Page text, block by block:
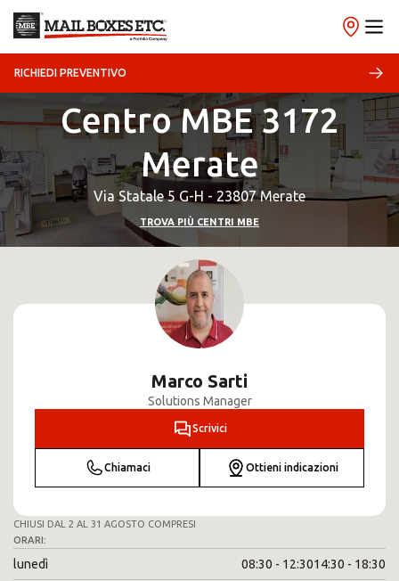
RICHIEDI PREVENTIVO
Centro MBE 3172
Merate
Via Statale 5 G-H - 23807 Merate
TROVA PIÙ CENTRI MBE
Marco Sarti
Solutions Manager
Scrivici
Chiamaci Ottieni indicazioni
CHIUSI DAL 2 AL 31 AGOSTO COMPRESI
ORARI:
lunedì 08:30 - 12:3014:30 - 18:30